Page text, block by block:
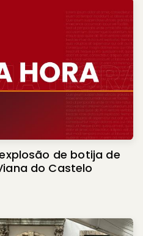
de botija de
do Castelo